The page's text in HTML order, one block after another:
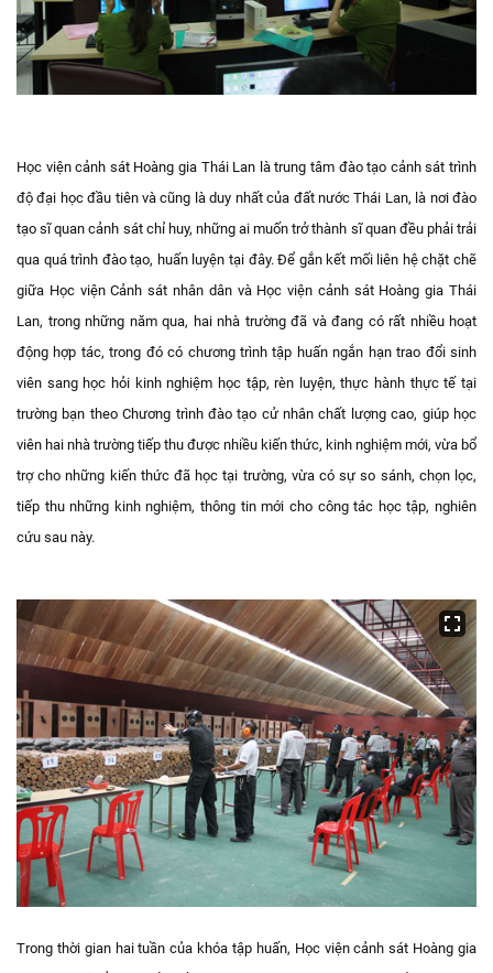
Học viện cảnh sát Hoàng gia Thái Lan là trung tâm đào tạo cảnh sát trình
độ đại học đầu tiên và cũng là duy nhất của đất nước Thái Lan, là nơi đào
tạo sĩ quan cảnh sát chỉ huy, những ai muốn trở thành sĩ quan đều phải trải
qua quá trình đào tạo, huấn luyện tại đây. Để gắn kết mối liên hệ chặt chẽ
giữa Học viện Cảnh sát nhân dân và Học viện cảnh sát Hoàng gia Thái
Lan, trong những năm qua, hai nhà trường đã và đang có rất nhiều hoạt
động hợp tác, trong đó có chương trình tập huấn ngắn hạn trao đổi sinh
viên sang học hỏi kinh nghiệm học tập, rèn luyện, thực hành thực tế tại
trường bạn theo Chương trình đào tạo cử nhân chất lượng cao, giúp học
viên hai nhà trường tiếp thu được nhiều kiến thức, kinh nghiệm mới, vừa bổ
trợ cho những kiến thức đã học tại trường, vừa có sự so sánh, chọn lọc,
tiếp thu những kinh nghiệm, thông tin mới cho công tác học tập, nghiên
cứu sau này.
Trong thời gian hai tuần của khóa tập huấn, Học viện cảnh sát Hoàng gia